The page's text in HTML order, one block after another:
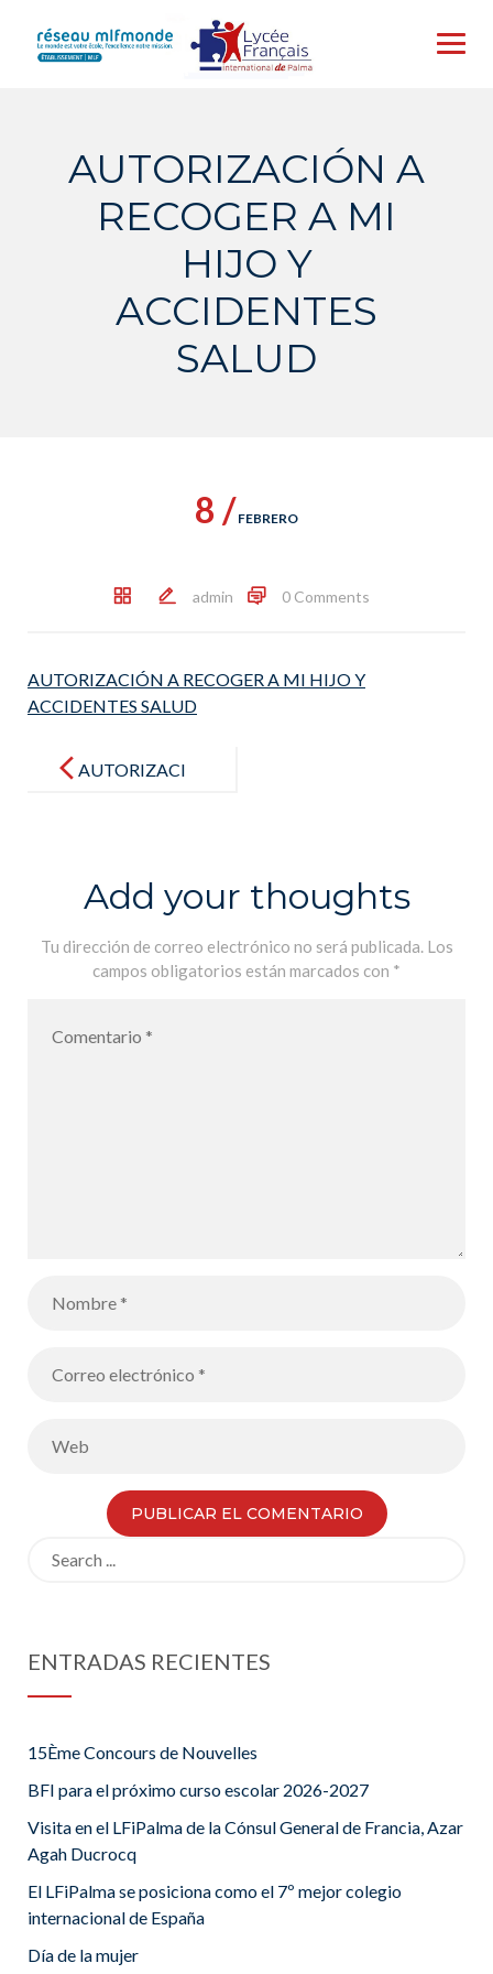
content
AUTORIZACIÓN A
RECOGER A MI
HIJO Y
ACCIDENTES
SALUD
8 / FEBRERO
admin 0 Comments
AUTORIZACIÓN A RECOGER A MI HIJO Y
ACCIDENTES SALUD
navigationAUTORIZACI
ACCIDENTE
S SALUD
Add your thoughts
Tu dirección de correo electrónico no será publicada. Los
campos obligatorios están marcados con *
ENTRADAS RECIENTES
15Ème Concours de Nouvelles
BFI para el próximo curso escolar 2026-2027
Visita en el LFiPalma de la Cónsul General de Francia, Azar
Agah Ducrocq
El LFiPalma se posiciona como el 7º mejor colegio
internacional de España
Día de la mujer